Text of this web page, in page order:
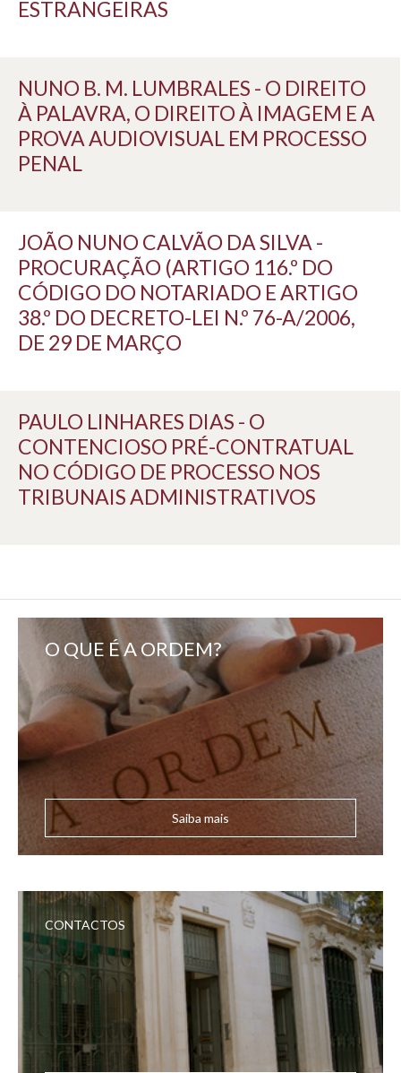
ESTRANGEIRAS
NUNO B. M. LUMBRALES - O DIREITO
À PALAVRA, O DIREITO À IMAGEM E A
PROVA AUDIOVISUAL EM PROCESSO
PENAL
JOÃO NUNO CALVÃO DA SILVA -
PROCURAÇÃO (ARTIGO 116.º DO
CÓDIGO DO NOTARIADO E ARTIGO
38.º DO DECRETO-LEI N.º 76-A/2006,
DE 29 DE MARÇO
PAULO LINHARES DIAS - O
CONTENCIOSO PRÉ-CONTRATUAL
NO CÓDIGO DE PROCESSO NOS
TRIBUNAIS ADMINISTRATIVOS
O QUE É A ORDEM?
Saiba mais
CONTACTOS